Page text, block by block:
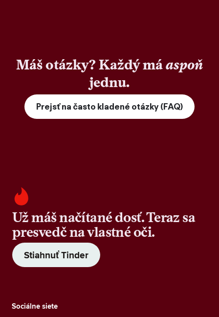
Máš otázky? Každý máaspoň
jednu.
Prejsť na často kladené otázky (FAQ)
Už máš načítané dosť. Teraz sa
presvedč na vlastné oči.
Stiahnuť Tinder
Sociálne siete